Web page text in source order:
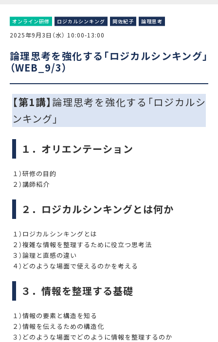
オンライン研修 ロジカルシンキング 岡佐紀子 論理思考
2025年9月3日（水） 10:00-13:00
論理思考を強化する「ロジカルシンキング」
（WEB_9/3）
【第1講】 論理思考を強化する「ロジカルシ
ンキング」
１．オリエンテーション
１）研修の目的
２）講師紹介
２．ロジカルシンキングとは何か
１）ロジカルシンキングとは
２）複雑な情報を整理するために役立つ思考法
３）論理と直感の違い
４）どのような場面で使えるのかを考える
３．情報を整理する基礎
１）情報の要素と構造を知る
２）情報を伝えるための構造化
３）どのような場面でどのように情報を整理するのか